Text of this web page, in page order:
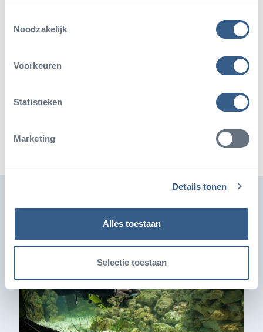
Noodzakelijk
Voorkeuren
Statistieken
Marketing
Details tonen
Alles toestaan
Selectie toestaan
Deel op WhatsApp
Kopieer link
Ook leuk